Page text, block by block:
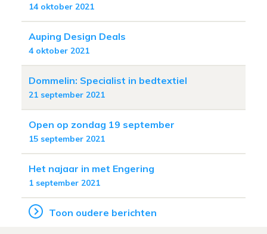
14 oktober 2021
Auping Design Deals
4 oktober 2021
Dommelin: Specialist in bedtextiel
21 september 2021
Open op zondag 19 september
15 september 2021
Het najaar in met Engering
1 september 2021
Toon oudere berichten